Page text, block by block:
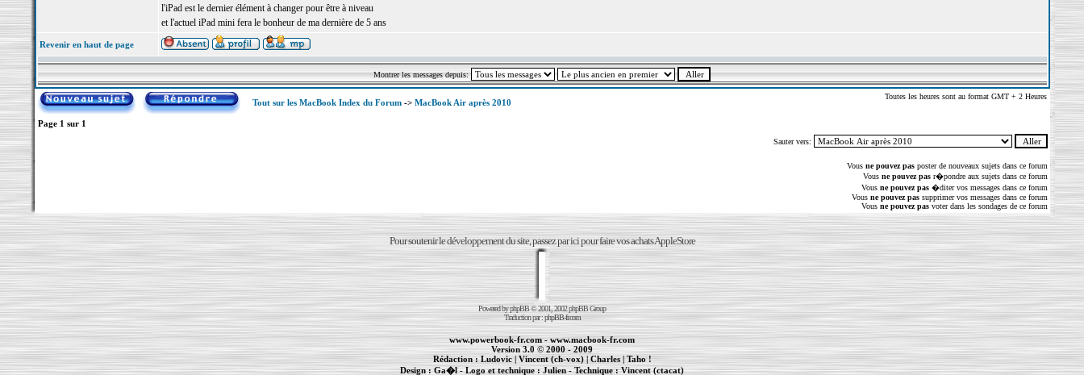
l'iPad est le dernier élément à changer pour être à niveau
et l'actuel iPad mini fera le bonheur de ma dernière de 5 ans
Revenir en haut de page
Montrer les messages depuis:
Tout sur les MacBook Index du Forum-> MacBook Air après 2010
Toutes les heures sont au format GMT + 2 Heures
Page 1 sur 1
Sauter vers:
Vous ne pouvez pasposter de nouveaux sujets dans ce forum
Vous ne pouvez pasr�pondre aux sujets dans ce forum
Vous ne pouvez pas�diter vos messages dans ce forum
Vous ne pouvez passupprimer vos messages dans ce forum
Vous ne pouvez pasvoter dans les sondages de ce forum
Pour soutenir le développement du site, passez par ici pour faire vos achats AppleStore
Powered byphpBB© 2001, 2002 phpBB Group
Traduction par :phpBB-fr.com
www.powerbook-fr.com-www.macbook-fr.com
Version 3.0 © 2000 - 2009
Rédaction :Ludovic| Vincent (ch-vox)|Charles| Taho !
Design :Ga�l- Logo et technique :Julien- Technique :Vincent (ctacat)